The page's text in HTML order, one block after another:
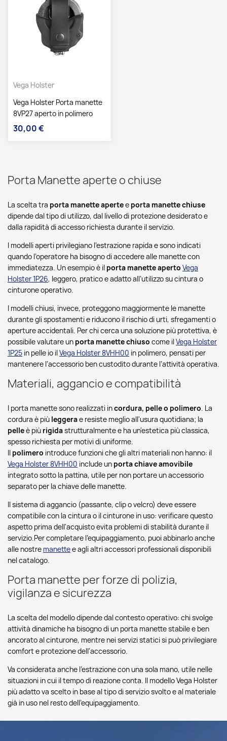
Vega Holster
Vega Holster Porta manette
8VP27 aperto in polimero
Prezzo
30,00 €
Porta Manette aperte o chiuse
La scelta tra porta manette apertee porta manette chiuse
dipende dal tipo di utilizzo, dal livello di protezione desiderato e
dalla rapidità di accesso richiesta durante il servizio.
I modelli aperti privilegiano l’estrazione rapida e sono indicati
quando l’operatore ha bisogno di accedere alle manette con
immediatezza. Un esempio è il porta manette aperto Vega
Holster 1P26, leggero, pratico e adatto all’utilizzo su cintura o
cinturone operativo.
I modelli chiusi, invece, proteggono maggiormente le manette
durante gli spostamenti e riducono il rischio di urti, sfregamenti o
aperture accidentali. Per chi cerca una soluzione più protettiva, è
possibile valutare un porta manette chiuso come ilVega Holster
1P25 in pelle io ilVega Holster 8VHH00 in polimero, pensati per
mantenere l’accessorio ben custodito durante l’attività operativa.
Materiali, aggancio e compatibilità
I porta manette sono realizzati incordura, pelle o polimero. La
cordura è più leggerae resiste meglio all'usura quotidiana; la
pelleè più rigidastrutturalmente e ha un'estetica più classica,
spesso richiesta per motivi di uniforme.
Il polimero introduce funzioni che gli altri materiali non hanno: il
Vega Holster 8VHH00 include un porta chiave amovibile
integrato sotto la pattina, utile per non portare un accessorio
separato per la chiave delle manette.
Il sistema di aggancio (passante, clip o velcro) deve essere
compatibile con la cintura o il cinturone in uso: verificare questo
aspetto prima dell'acquisto evita problemi di stabilità durante il
servizio.Per completare l’equipaggiamento, puoi abbinarlo anche
alle nostre manettee agli altri accessori professionali disponibili
nel catalogo.
Porta manette per forze di polizia,
vigilanza e sicurezza
La scelta del modello dipende dal contesto operativo: chi svolge
attività dinamiche ha bisogno di un porta manette stabile e ben
ancorato al cinturone, mentre nei servizi statici si può privilegiare
comfort e protezione dell'accessorio.
Va considerata anche l'estrazione con una sola mano, utile nelle
situazioni in cui il tempo di reazione conta. Il modello Vega Holster
più adatto va scelto in base al tipo di servizio svolto e al materiale
già in uso nel resto dell'equipaggiamento.